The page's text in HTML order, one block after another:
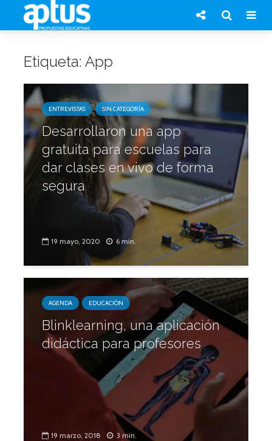
Etiqueta: App
ENTREVISTAS SIN CATEGORÍA
Desarrollaron una app
gratuita para escuelas para
dar clases en vivo de forma
segura
19 mayo, 2020 6 min.
AGENDA EDUCACIÓN
Blinklearning, una aplicación
didáctica para profesores
19 marzo, 2018 3 min.